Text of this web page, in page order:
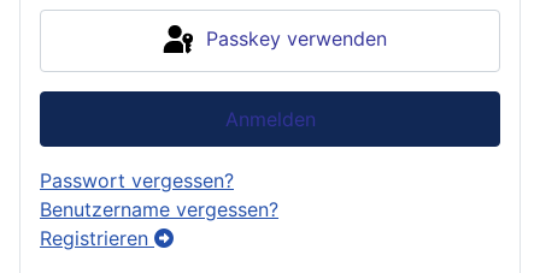
Passkey verwenden
Anmelden
Passwort vergessen?
Benutzername vergessen?
Registrieren